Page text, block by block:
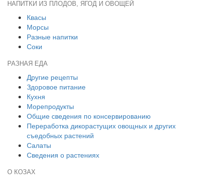
НАПИТКИ ИЗ ПЛОДОВ, ЯГОД И ОВОЩЕЙ
Квасы
Морсы
Разные напитки
Соки
РАЗНАЯ ЕДА
Другие рецепты
Здоровое питание
Кухня
Морепродукты
Общие сведения по консервированию
Переработка дикорастущих овощных и других
съедобных растений
Салаты
Сведения о растениях
О КОЗАХ